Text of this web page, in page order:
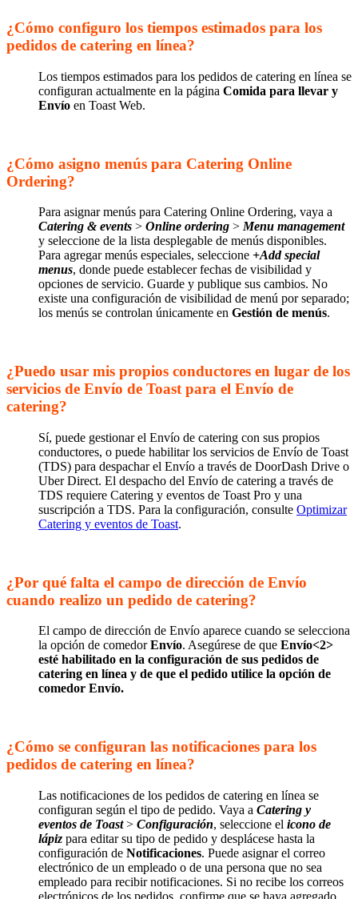
¿Cómo configuro los tiempos estimados para los
pedidos de catering en línea?
Los tiempos estimados para los pedidos de catering en línea se
configuran actualmente en la página Comida para llevar y
Envío en Toast Web.
¿Cómo asigno menús para Catering Online
Ordering?
Para asignar menús para Catering Online Ordering, vaya a
Catering & events > Online ordering > Menu management
y seleccione de la lista desplegable de menús disponibles.
Para agregar menús especiales, seleccione +Add special
menus, donde puede establecer fechas de visibilidad y
opciones de servicio. Guarde y publique sus cambios. No
existe una configuración de visibilidad de menú por separado;
los menús se controlan únicamente en Gestión de menús.
¿Puedo usar mis propios conductores en lugar de los
servicios de Envío de Toast para el Envío de
catering?
Sí, puede gestionar el Envío de catering con sus propios
conductores, o puede habilitar los servicios de Envío de Toast
(TDS) para despachar el Envío a través de DoorDash Drive o
Uber Direct. El despacho del Envío de catering a través de
TDS requiere Catering y eventos de Toast Pro y una
suscripción a TDS. Para la configuración, consulte Optimizar
Catering y eventos de Toast.
¿Por qué falta el campo de dirección de Envío
cuando realizo un pedido de catering?
El campo de dirección de Envío aparece cuando se selecciona
la opción de comedorEnvío. Asegúrese de que Envío<2>
esté habilitado en la configuración de sus pedidos de
catering en línea y de que el pedido utilice la opción de
comedor Envío.
¿Cómo se configuran las notificaciones para los
pedidos de catering en línea?
Las notificaciones de los pedidos de catering en línea se
configuran según el tipo de pedido. Vaya a Catering y
eventos de Toast> Configuración, seleccione el icono de
lápiz para editar su tipo de pedido y desplácese hasta la
configuración de Notificaciones. Puede asignar el correo
electrónico de un empleado o de una persona que no sea
empleado para recibir notificaciones. Si no recibe los correos
electrónicos de los pedidos, confirme que se haya agregado